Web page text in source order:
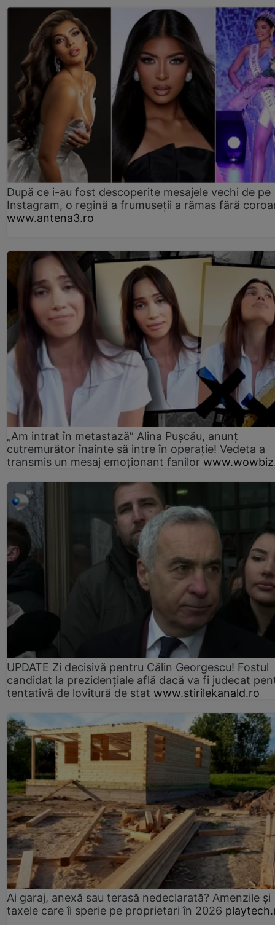
După ce i-au fost descoperite mesajele vechi de pe
Instagram, o regină a frumuseții a rămas fără
www.antena3.ro
„Am intrat în metastază” Alina Pușcău, anunț
cutremurător înainte să intre în operație! Vedeta a
transmis un mesaj emoționant fanilor
UPDATE Zi decisivă pentru Călin Georgescu! Fostul
candidat la prezidențiale află dacă va fi judecat
tentativă de lovitură de stat www.stirilekanald.ro
Ai garaj, anexă sau terasă nedeclarată? Amenzile și
taxele care îi sperie pe proprietari în 2026